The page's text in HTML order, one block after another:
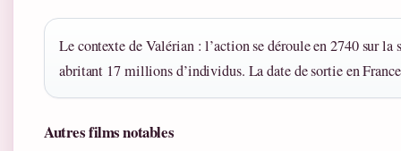
Le contexte de Valérian : l’action se déroule en 2740 sur
abritant 17 millions d’individus. La date de sortie en
Autres films notables